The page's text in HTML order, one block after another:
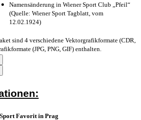
Namensänderung in Wiener Sport Club „Pfeil“
(Quelle: Wiener Sport Tagblatt, vom
12.02.1924)
sind 4 verschiedene Vektorgrafikformate (CDR,
(JPG, PNG, GIF) enthalten.
Favorit in Prag